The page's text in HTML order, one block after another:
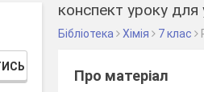
конспект уроку для
Бібліотека Хімія 7 клас
Про матеріал